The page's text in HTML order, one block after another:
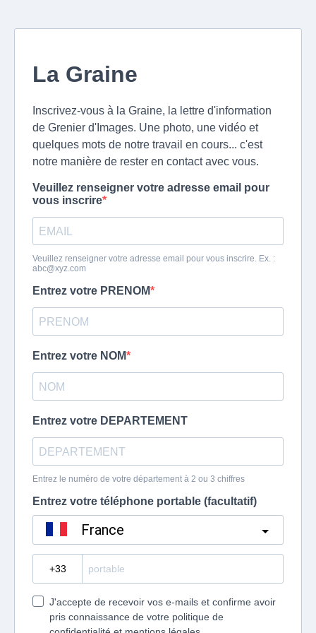
La Graine
Inscrivez-vous à la Graine, la lettre d'information
de Grenier d'Images. Une photo, une vidéo et
quelques mots de notre travail en cours... c'est
notre manière de rester en contact avec vous.
Veuillez renseigner votre adresse email pour
vous inscrire
Veuillez renseigner votre adresse email pour vous inscrire. Ex. :
abc@xyz.com
Entrez votre PRENOM
Entrez votre NOM
Entrez votre DEPARTEMENT
Entrez le numéro de votre département à 2 ou 3 chiffres
Entrez votre téléphone portable (facultatif)
France
J'accepte de recevoir vos e-mails et confirme avoir
pris connaissance de votre politique de